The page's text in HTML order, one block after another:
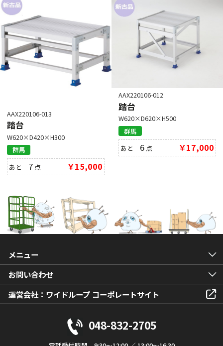
AAX220106-013
踏台
W620×D420×H300
群馬
あと 7 点 ￥15,000
AAX220106-012
踏台
W620×D620×H500
群馬
あと 6 点 ￥17,000
メニュー
お問い合わせ
運営会社：ワイドループ コーポレートサイト
048-832-2705